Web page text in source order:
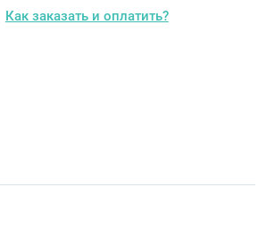
Как заказать и оплатить?